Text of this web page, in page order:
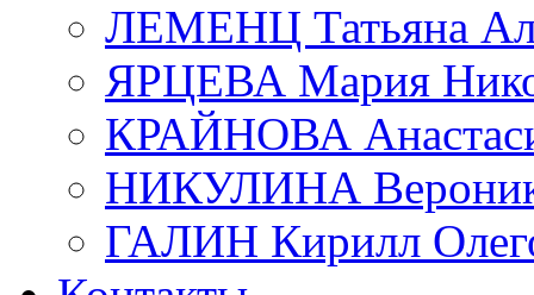
ЛЕМЕНЦ Татьяна
ЯРЦЕВА Мария
КРАЙНОВА
НИКУЛИНА
ГАЛИН Кирилл